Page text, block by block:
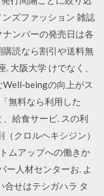
ズファッション 雑誌
ンバーの発売日は各
読なら割引や送料無
大阪大学 けでなく、
beingの向上がス
無料なら利用した
給食サービ. スの利
クロルヘキシジン）
ムアップへの働きか
ー人材センターお. よ
せはテシガハラ タ